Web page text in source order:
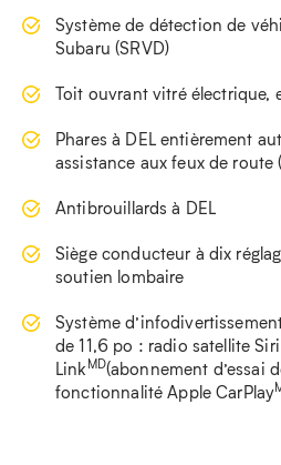
Système de détection de
Subaru (SRVD)
Toit ouvrant vitré électrique,
Phares à DEL entièrement
assistance aux feux de route
Antibrouillards à DEL
Siège conducteur à dix
soutien lombaire
Système
de 11,6 po : radio satellite
Link MD(abonnement d’essai
fonctionnalité Apple CarPlay